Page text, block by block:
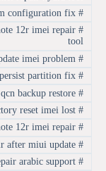
#
redmi note 12 5g modem configuration fix
#
12r imei repair
tool
#
redmi note 12 5g ota update imei problem
#
redmi note 12 5g persist partition fix
#
redmi note 12 5g qcn backup restore
#
redmi note 12r factory reset imei lost
#
redmi note 12r imei repair
#
redmi note 12r imei repair after miui update
#
redmi note 12r imei repair arabic support